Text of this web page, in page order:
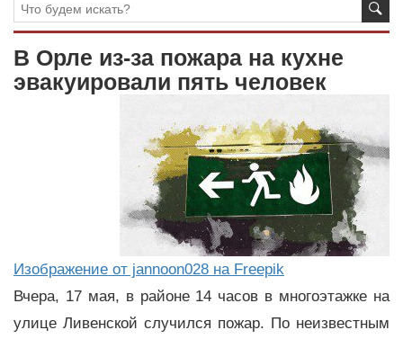
В Орле из-за пожара на кухне
эвакуировали пять человек
Изображение от jannoon028 на Freepik
Вчера, 17 мая, в районе 14 часов в многоэтажке на
улице Ливенской случился пожар. По неизвестным